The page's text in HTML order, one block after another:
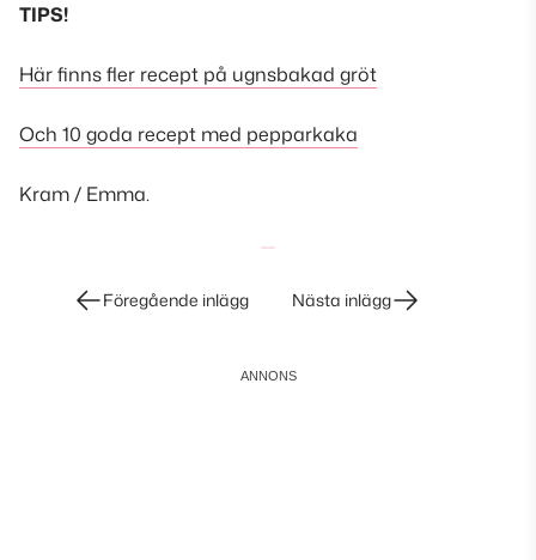
TIPS!
Här finns fler recept på ugnsbakad gröt
Och 10 goda recept med pepparkaka
Kram / Emma.
InläggsnavigeringFöregående inlägg Nästa inlägg